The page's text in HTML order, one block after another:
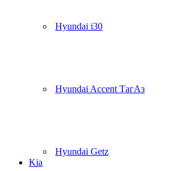
Hyundai i30
Hyundai Accent ТагАз
Hyundai Getz
Kia